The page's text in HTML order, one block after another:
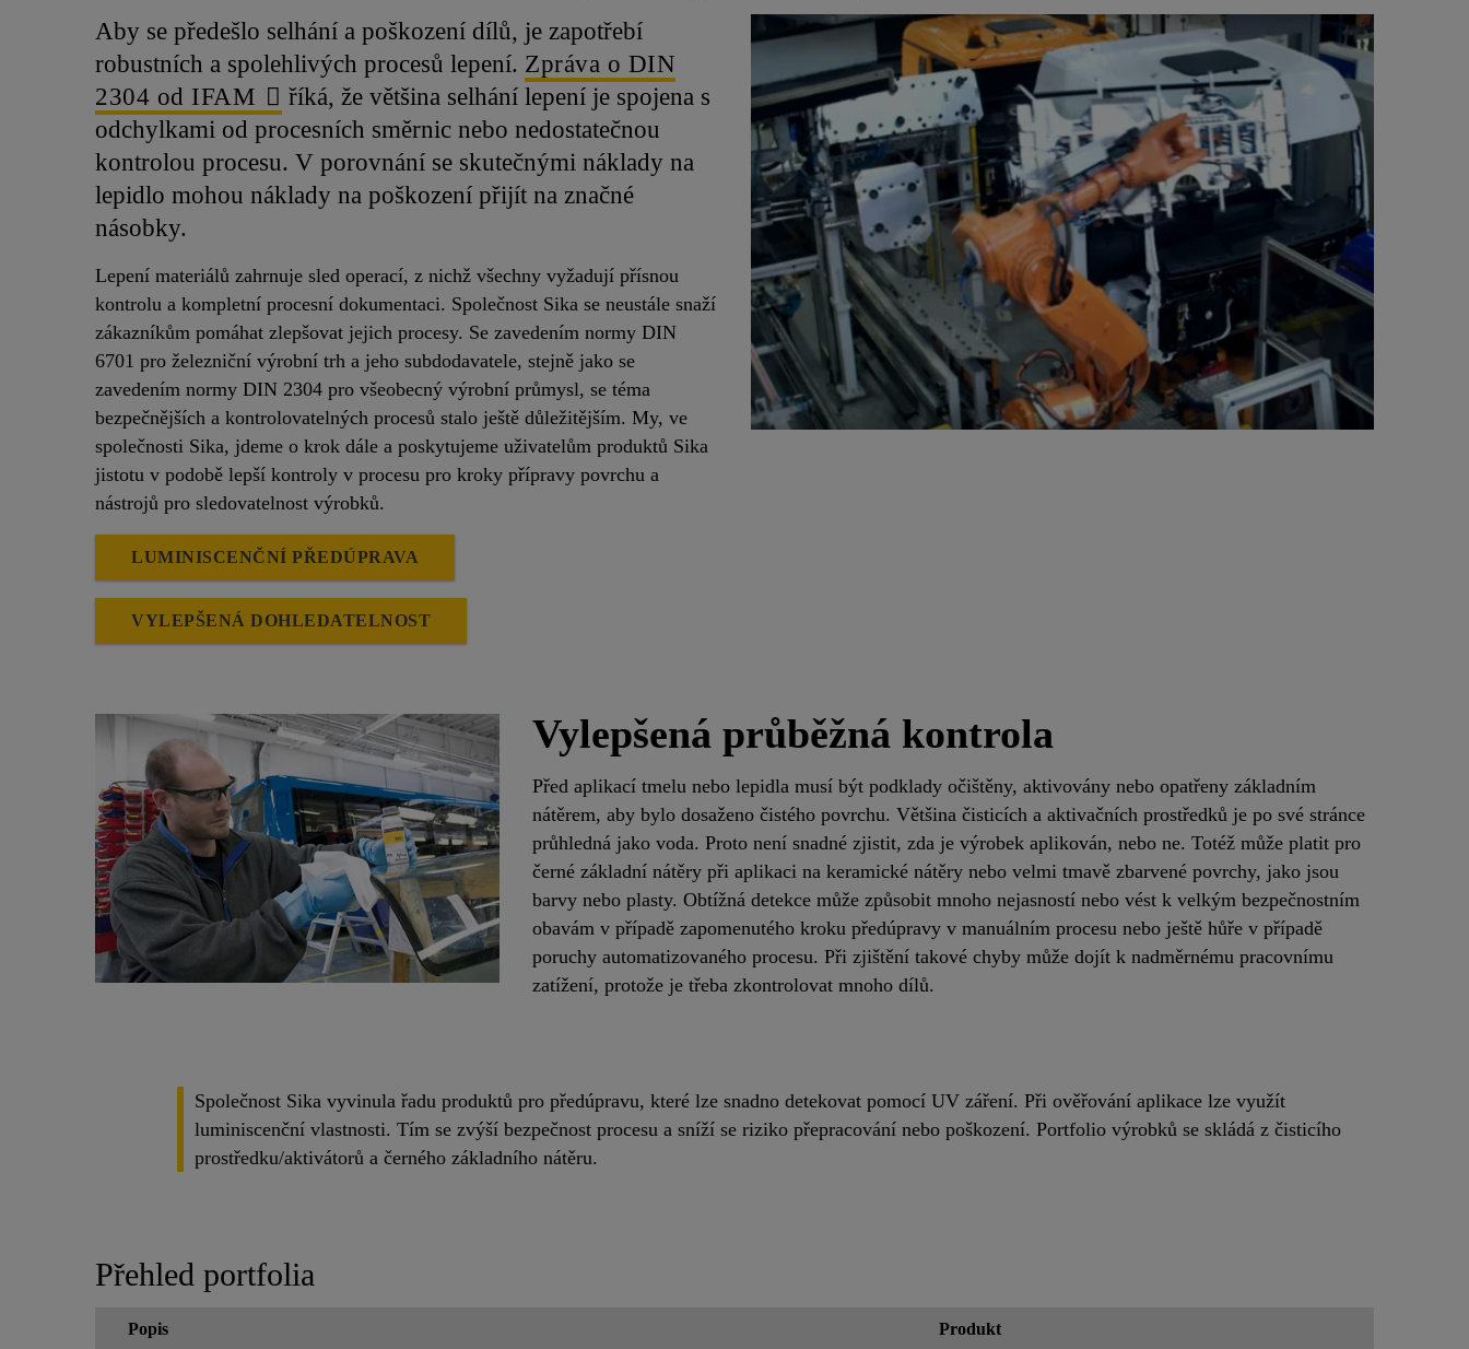
Aby se předešlo selhání a poškození dílů, je zapotřebí
robustních a spolehlivých procesů lepení. Zpráva o DIN
2304 od IFAM
říká, že většina selhání lepení je spojena s
odchylkami od procesních směrnic nebo nedostatečnou
kontrolou procesu. V porovnání se skutečnými náklady na
lepidlo mohou náklady na poškození přijít na značné
násobky.
Lepení materiálů zahrnuje sled operací, z nichž všechny vyžadují přísnou
kontrolu a kompletní procesní dokumentaci. Společnost Sika se neustále snaží
zákazníkům pomáhat zlepšovat jejich procesy. Se zavedením normy DIN
6701 pro železniční výrobní trh a jeho subdodavatele, stejně jako se
zavedením normy DIN 2304 pro všeobecný výrobní průmysl, se téma
bezpečnějších a kontrolovatelných procesů stalo ještě důležitějším. My, ve
společnosti Sika, jdeme o krok dále a poskytujeme uživatelům produktů Sika
jistotu v podobě lepší kontroly v procesu pro kroky přípravy povrchu a
nástrojů pro sledovatelnost výrobků.
LUMINISCENČNÍ PŘEDÚPRAVA
VYLEPŠENÁ DOHLEDATELNOST
Vylepšená průběžná kontrola
Před aplikací tmelu nebo lepidla musí být podklady očištěny, aktivovány nebo opatřeny základním
nátěrem, aby bylo dosaženo čistého povrchu. Většina čisticích a aktivačních prostředků je po své stránce
průhledná jako voda. Proto není snadné zjistit, zda je výrobek aplikován, nebo ne. Totéž může platit pro
černé základní nátěry při aplikaci na keramické nátěry nebo velmi tmavě zbarvené povrchy, jako jsou
barvy nebo plasty. Obtížná detekce může způsobit mnoho nejasností nebo vést k velkým bezpečnostním
obavám v případě zapomenutého kroku předúpravy v manuálním procesu nebo ještě hůře v případě
poruchy automatizovaného procesu. Při zjištění takové chyby může dojít k nadměrnému pracovnímu
zatížení, protože je třeba zkontrolovat mnoho dílů.
Společnost Sika vyvinula řadu produktů pro předúpravu, které lze snadno detekovat pomocí UV záření. Při ověřování aplikace lze využít
luminiscenční vlastnosti. Tím se zvýší bezpečnost procesu a sníží se riziko přepracování nebo poškození. Portfolio výrobků se skládá z čisticího
prostředku/aktivátorů a černého základního nátěru.
Přehled portfolia
Popis Produkt